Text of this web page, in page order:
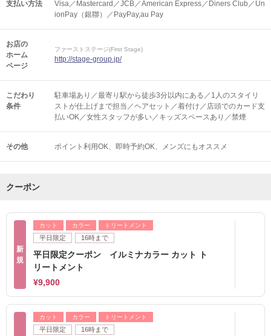
支払い方法
Visa／Mastercard／JCB／American Express／Diners Club／Un
ionPay（銀聯）／PayPay,au Pay
お店の
ホーム
ページ
ファーストステージ(First Stage)
http://stage-group.jp/
こだわり
条件
駐車場あり／最寄り駅から徒歩3分以内にある／1人のスタイリ
ストが仕上げまで担当／ヘアセット／着付け／店頭でのカード支
払いOK／女性スタッフが多い／キッズスペースあり／禁煙
その他 ポイント利用OK 即時予約OK メンズにもオススメ
クーポン
新
規
カット カラー トリートメント
平日限定 16時まで
平日限定クーポン イルミナカラー カット ト
リートメント
¥9,900
カット カラー トリートメント
平日限定 16時まで